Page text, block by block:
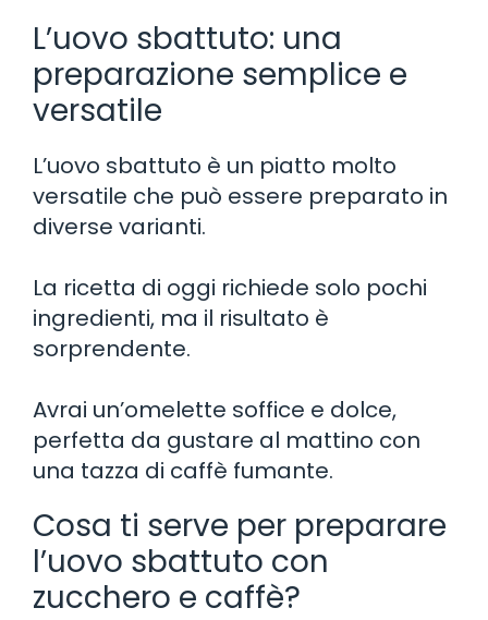
L’uovo sbattuto: una
preparazione semplice e
versatile
L’uovo sbattuto è un piatto molto
versatile che può essere preparato in
diverse varianti.
La ricetta di oggi richiede solo pochi
ingredienti, ma il risultato è
sorprendente.
Avrai un’omelette soffice e dolce,
perfetta da gustare al mattino con
una tazza di caffè fumante.
Cosa ti serve per preparare
l’uovo sbattuto con
zucchero e caffè?